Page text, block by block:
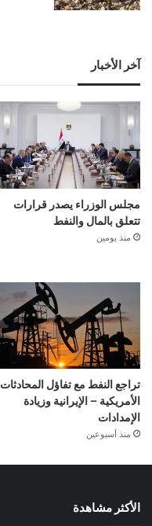
آخر الأخبار
مجلس الوزراء يصدر قرارات
تتعلق بالمال والنفط
منذ يومين
تراجع النفط مع تفاؤل المحادثات
الأمريكية – الإيرانية وزيادة
الإمدادات
منذ أسبوعين
الأكثر مشاهدة